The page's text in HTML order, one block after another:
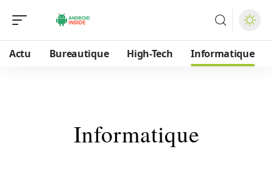
Actu Bureautique High-Tech Informatique
Informatique